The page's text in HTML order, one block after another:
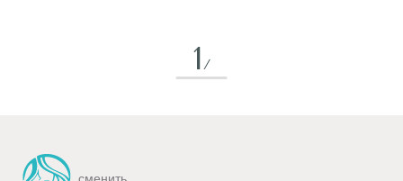
1 /
сменить